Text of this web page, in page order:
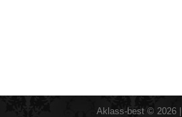
Aklass-best © 2026